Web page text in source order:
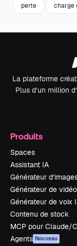
perte charge
La plateforme
Plus d’un million
Produits
Spaces
Assistant IA
Générateur
Générateur de
Générateur de voix
Contenu de stock
MCP pour Claude/
Agents Nouveau